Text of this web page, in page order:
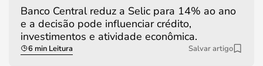
Banco Central reduz a Selic para 14% ao ano
e a decisão pode influenciar crédito,
investimentos e atividade econômica.
6 min Leitura Salvar artigo